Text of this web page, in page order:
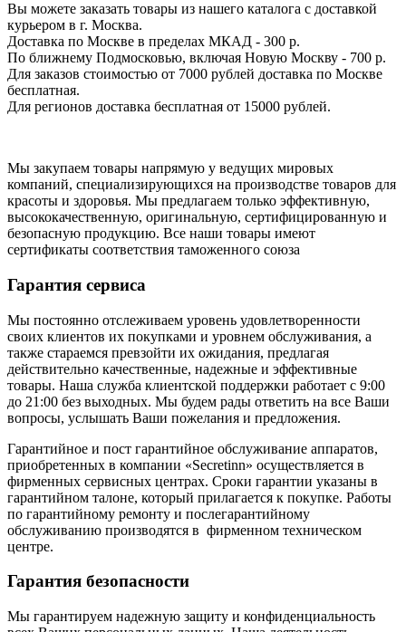
Вы можете заказать товары из нашего каталога с доставкой
курьером в г. Москва.
Доставка по Москве в пределах МКАД - 300 р.
По ближнему Подмосковью, включая Новую Москву - 700 р.
Для заказов стоимостью от 7000 рублей доставка по Москве
бесплатная.
Для регионов доставка бесплатная от 15000 рублей.
Мы закупаем товары напрямую у ведущих мировых
компаний, специализирующихся на производстве товаров для
красоты и здоровья. Мы предлагаем только эффективную,
высококачественную, оригинальную, сертифицированную и
безопасную продукцию. Все наши товары имеют
сертификаты соответствия таможенного союза
Гарантия сервиса
Мы постоянно отслеживаем уровень удовлетворенности
своих клиентов их покупками и уровнем обслуживания, а
также стараемся превзойти их ожидания, предлагая
действительно качественные, надежные и эффективные
товары. Наша служба клиентской поддержки работает с 9:00
до 21:00 без выходных. Мы будем рады ответить на все Ваши
вопросы, услышать Ваши пожелания и предложения.
Гарантийное и пост гарантийное обслуживание аппаратов,
приобретенных в компании «Secretinn» осуществляется в
фирменных сервисных центрах. Сроки гарантии указаны в
гарантийном талоне, который прилагается к покупке. Работы
по гарантийному ремонту и послегарантийному
обслуживанию производятся в фирменном техническом
центре.
Гарантия безопасности
Мы гарантируем надежную защиту и конфиденциальность